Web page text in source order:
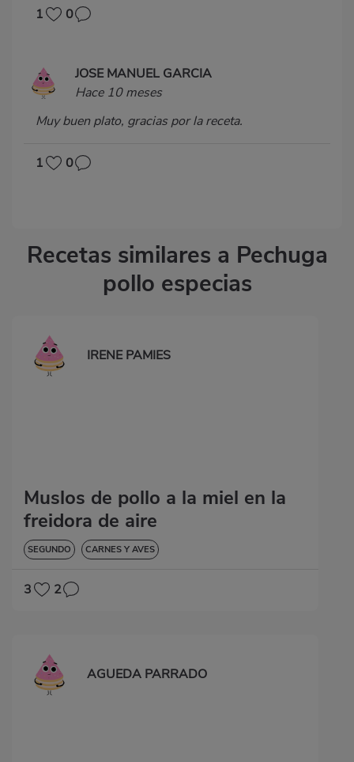
1 0
JOSE MANUEL GARCIA
Hace 10 meses
Muy buen plato, gracias por la receta.
1 0
Recetas similares a Pechuga
pollo especias
IRENE PAMIES
Muslos de pollo a la miel en la
freidora de aire
SEGUNDO CARNES Y AVES
3 2
AGUEDA PARRADO